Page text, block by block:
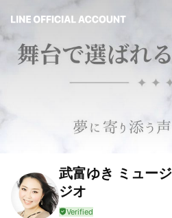
武富ゆき ミュー
ジオ